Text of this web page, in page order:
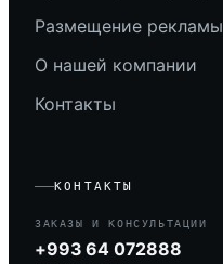
Размещение рекламы
О нашей компании
Контакты
КОНТАКТЫ
ЗАКАЗЫ И КОНСУЛЬТАЦИИ
+993 64 072888